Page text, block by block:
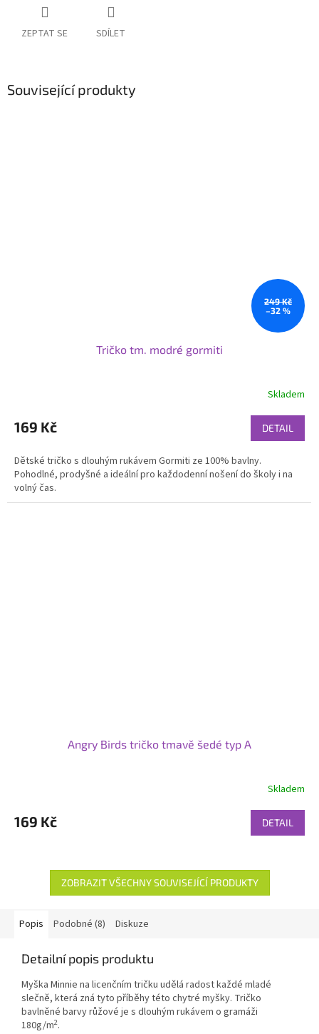
ZEPTAT SE SDÍLET
Související produkty
249 Kč
–32 %
Tričko tm. modré gormiti
Skladem
169 Kč DETAIL
Dětské tričko s dlouhým rukávem Gormiti ze 100% bavlny.
Pohodlné, prodyšné a ideální pro každodenní nošení do školy i na
volný čas.
Angry Birds tričko tmavě šedé typ A
Skladem
169 Kč DETAIL
ZOBRAZIT VŠECHNY SOUVISEJÍCÍ PRODUKTY
Popis Podobné (8) Diskuze
Detailní popis produktu
Myška Minnie na licenčním tričku udělá radost každé mladé
slečně, která zná tyto příběhy této chytré myšky. Tričko
bavlněné barvy růžové je s dlouhým rukávem o gramáži
180g/m2.